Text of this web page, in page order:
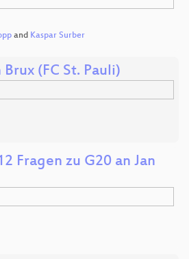
and Kaspar Surber
(FC St. Pauli)
Fragen zu G20 an Jan